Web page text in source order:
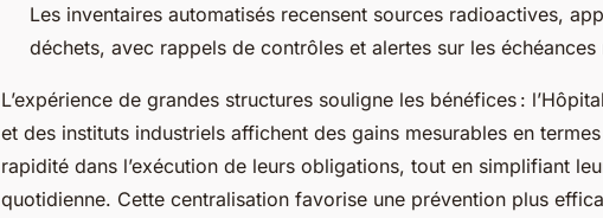
Les inventaires automatisés recensent sources radioactives,
déchets, avec rappels de contrôles et alertes sur les échéances
L’expérience de grandes structures souligne les bénéfices :
et des instituts industriels affichent des gains mesurables en
rapidité dans l’exécution de leurs obligations, tout en simplifiant
quotidienne. Cette centralisation favorise une prévention plus